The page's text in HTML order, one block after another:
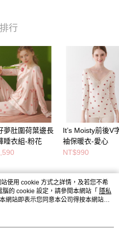
行
夢肚圍荷葉邊長
睡衣組-粉花
It’s Moisty前後V
袖保暖衣-愛心
NT$990
使用 cookie 方式之詳情，及若您不希
的 cookie 設定，請參閱本網站「 隱私
網站即表示您同意本公司得按本網站使